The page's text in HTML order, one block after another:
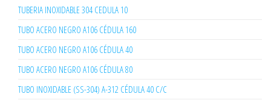
TUBERIA INOXIDABLE 304 CEDULA 10
TUBO ACERO NEGRO A106 CÉDULA 160
TUBO ACERO NEGRO A106 CÉDULA 40
TUBO ACERO NEGRO A106 CÉDULA 80
TUBO INOXIDABLE (SS-304) A-312 CÉDULA 40 C/C